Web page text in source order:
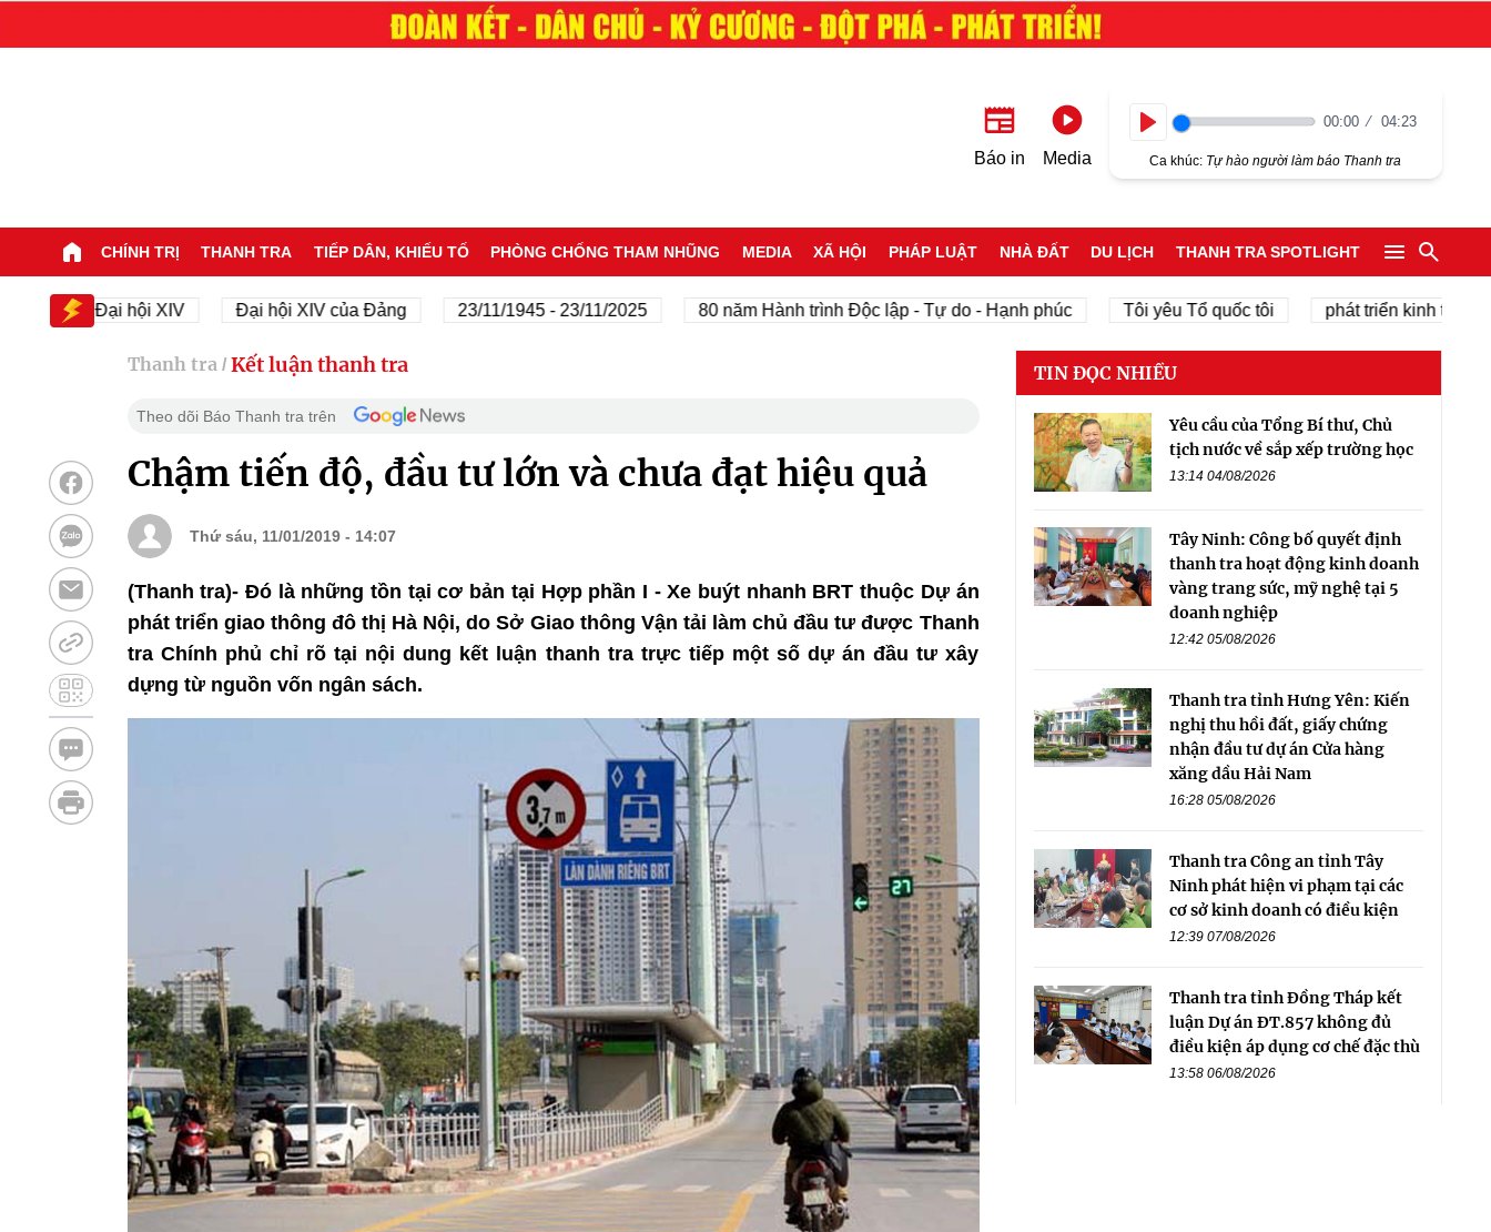
Báo in Media
00:00 04:23
Ca khúc: Tự hào người làm báo Thanh tra
CHÍNH TRỊ THANH TRA TIẾP DÂN, KHIẾU TỐ PHÒNG CHỐNG THAM NHŨNG MEDIA XÃ HỘI PHÁP LUẬT NHÀ ĐẤT DU LỊCH THANH TRA SPOTLIGHT
Đại hội XIV Đại hội XIV của Đảng 23/11/1945 - 23/11/2025 80 năm Hành trình Độc lập - Tự do - Hạnh phúc Tôi yêu Tổ quốc tôi phát triển kinh tế tư nhân
Thanh tra / Kết luận thanh tra
Theo dõi Báo Thanh tra trên
Chậm tiến độ, đầu tư lớn và chưa đạt hiệu quả
Thứ sáu, 11/01/2019 - 14:07
(Thanh tra)- Đó là những tồn tại cơ bản tại Hợp phần I - Xe buýt nhanh BRT thuộc Dự án
phát triển giao thông đô thị Hà Nội, do Sở Giao thông Vận tải làm chủ đầu tư được Thanh
tra Chính phủ chỉ rõ tại nội dung kết luận thanh tra trực tiếp một số dự án đầu tư xây
dựng từ nguồn vốn ngân sách.
TIN ĐỌC NHIỀU
Yêu cầu của Tổng Bí thư, Chủ
tịch nước về sắp xếp trường học
13:14 04/08/2026
Tây Ninh: Công bố quyết định
thanh tra hoạt động kinh doanh
vàng trang sức, mỹ nghệ tại 5
doanh nghiệp
12:42 05/08/2026
Thanh tra tỉnh Hưng Yên: Kiến
nghị thu hồi đất, giấy chứng
nhận đầu tư dự án Cửa hàng
xăng dầu Hải Nam
16:28 05/08/2026
Thanh tra Công an tỉnh Tây
Ninh phát hiện vi phạm tại các
cơ sở kinh doanh có điều kiện
12:39 07/08/2026
Thanh tra tỉnh Đồng Tháp kết
luận Dự án ĐT.857 không đủ
điều kiện áp dụng cơ chế đặc thù
13:58 06/08/2026